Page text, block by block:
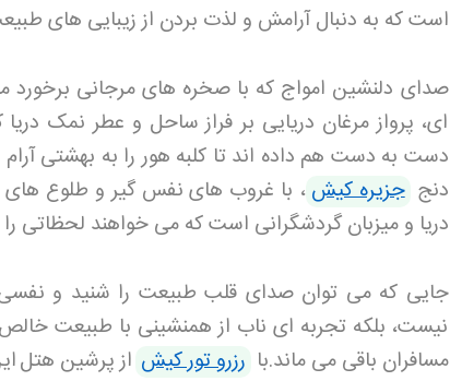
است که به دنبال آرامش و لذت بردن از زیبایی های
صدای دلنشین امواج که با صخره های مرجانی برخورد
ای، پرواز مرغان دریایی بر فراز ساحل و عطر نمک
دست به دست هم داده اند تا کلبه هور را به بهشتی
دنج جزیره کیش، با غروب های نفس گیر و طلوع های
دریا و میزبان گردشگرانی است که می خواهند لحظاتی
جایی که می توان صدای قلب طبیعت را شنید و نفسی
نیست، بلکه تجربه ای ناب از همنشینی با طبیعت
مسافران باقی می ماند.با رزرو تور کیش از پرشین هتل